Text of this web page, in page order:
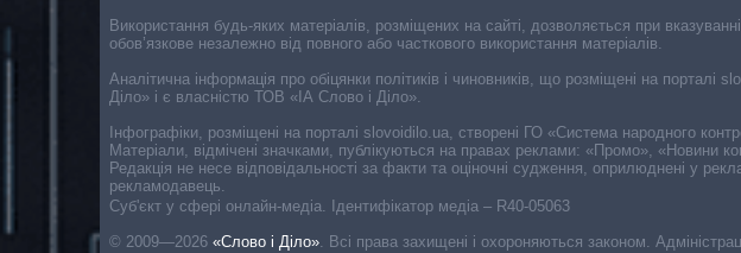
Cуб'єкт у сфері онлайн-медіа. Ідентифікатор медіа – R40-05063
© 2009—2026 «Слово і Діло». Всі права захищені і охороняються законом.
Використання будь-яких матеріалів, розміщених на сайті, дозволяється при
обов’язкове незалежно від повного або часткового використання матеріалів.
Аналітична інформація про обіцянки політиків і чиновників, що розміщені на
Діло» і є власністю ТОВ «ІА Слово і Діло».
Інфографіки, розміщені на порталі slovoidilo.ua, створені ГО «Система народного
Матеріали, відмічені значками, публікуються на правах реклами: «Промо», «Новини
Редакція не несе відповідальності за факти та оціночні судження, оприлюднені у
рекламодавець.